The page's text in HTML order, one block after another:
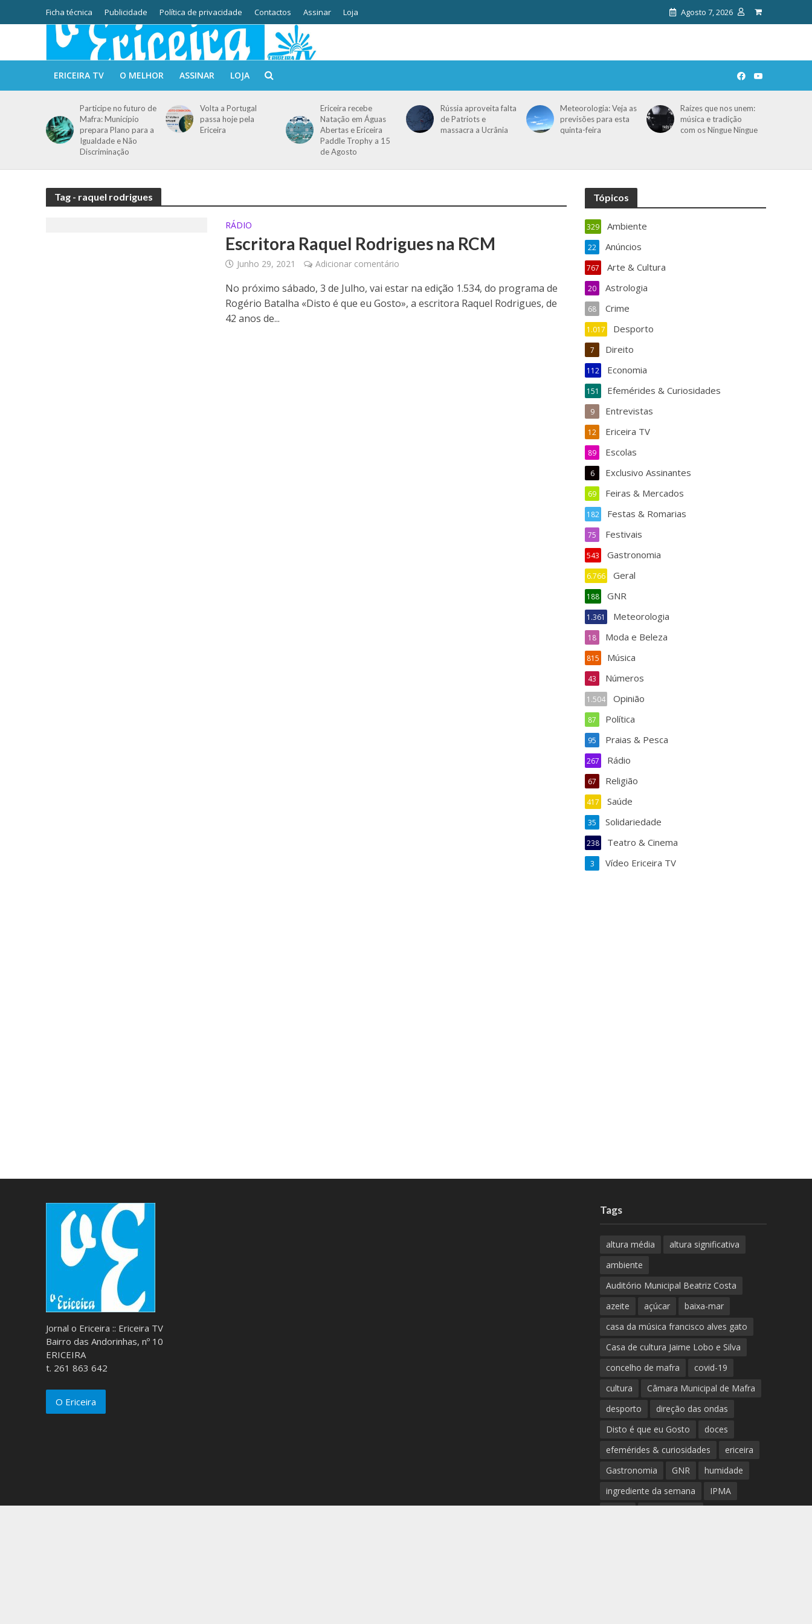
Ficha técnica Publicidade Política de privacidade Contactos Assinar Loja Agosto 7, 2026
ERICEIRA TV O MELHOR ASSINAR LOJA
Participe no futuro de
Mafra: Município
prepara Plano para a
Igualdade e Não
Discriminação
Volta a Portugal
passa hoje pela
Ericeira
Ericeira recebe
Natação em Águas
Abertas e Ericeira
Paddle Trophy a 15
de Agosto
Rússia aproveita falta
de Patriots e
massacra a Ucrânia
Meteorologia: Veja as
previsões para esta
quinta-feira
Raízes que nos unem:
música e tradição
com os Ningue Ningue
Tag - raquel rodrigues
RÁDIO
Escritora Raquel Rodrigues na RCM
Junho 29, 2021 Adicionar comentário
No próximo sábado, 3 de Julho, vai estar na edição 1.534, do programa de
Rogério Batalha «Disto é que eu Gosto», a escritora Raquel Rodrigues, de
42 anos de...
Tópicos
Ambiente
329
Anúncios
22
Arte & Cultura
767
Astrologia
20
Crime
68
Desporto
1.017
Direito
7
Economia
112
Efemérides & Curiosidades
151
Entrevistas
9
Ericeira TV
12
Escolas
89
Exclusivo Assinantes
6
Feiras & Mercados
69
Festas & Romarias
182
Festivais
75
Gastronomia
543
Geral
6.766
GNR
188
Meteorologia
1.361
Moda e Beleza
18
Música
815
Números
43
Opinião
1.504
Política
87
Praias & Pesca
95
Rádio
267
Religião
67
Saúde
417
Solidariedade
35
Teatro & Cinema
238
Vídeo Ericeira TV
3
Jornal o Ericeira :: Ericeira TV
Bairro das Andorinhas, nº 10
ERICEIRA
t. 261 863 642
O Ericeira
Tags
altura média
altura significativa
ambiente
Auditório Municipal Beatriz Costa
azeite
açúcar
baixa-mar
casa da música francisco alves gato
Casa de cultura Jaime Lobo e Silva
concelho de mafra
covid-19
cultura
Câmara Municipal de Mafra
desporto
direção das ondas
Disto é que eu Gosto
doces
efemérides & curiosidades
ericeira
Gastronomia
GNR
humidade
ingrediente da semana
IPMA